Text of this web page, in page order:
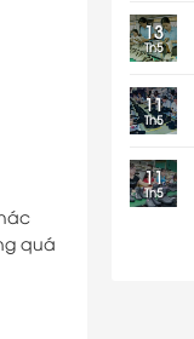
quá
13
Th5
11
Th5
11
Th5